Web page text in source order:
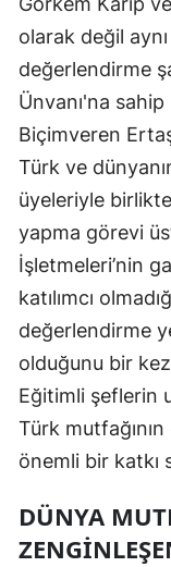
olarak değil
değerlendirme
Ünvanı'na
Biçimveren
Türk ve
üyeleriyle
yapma görevi
İşletmeleri’nin
katılımcı
değerlendirme
olduğunu bir
Eğitimli şeflerin
Türk
önemli bir katkı
DÜNYA